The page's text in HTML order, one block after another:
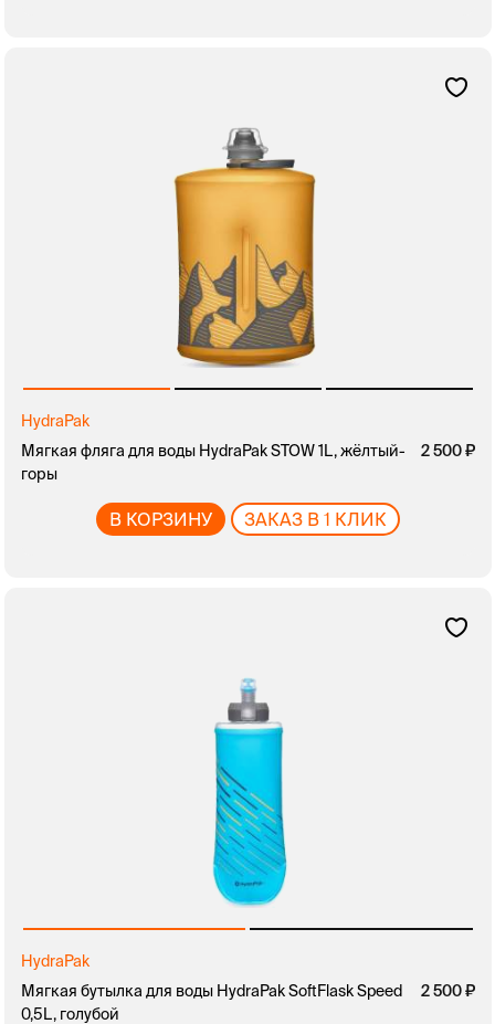
HydraPak
Мягкая фляга для воды HydraPak STOW 1L, жёлтый-
горы
2 500
В КОРЗИНУ ЗАКАЗ В 1 КЛИК
HydraPak
Мягкая бутылка для воды HydraPak SoftFlask Speed
0,5L, голубой
2 500